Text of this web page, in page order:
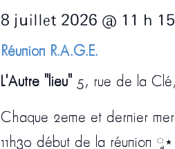
8 juillet 2026 @ 11 h
Réunion R.A.G.E.
L'Autre "lieu" 5, rue de la
Chaque 2eme et dernier
11h30 début de la réunion